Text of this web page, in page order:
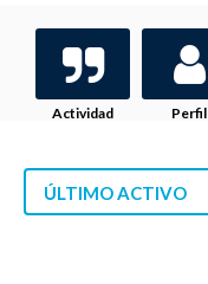
Actividad Perfil
ÚLTIMO ACTIVO